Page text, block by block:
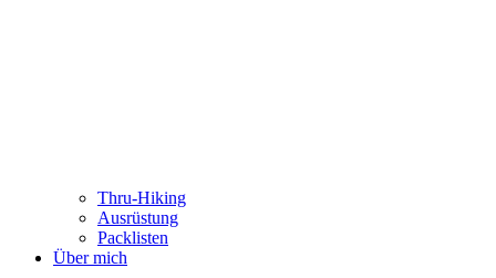
Thru-Hiking
Ausrüstung
Packlisten
Über mich